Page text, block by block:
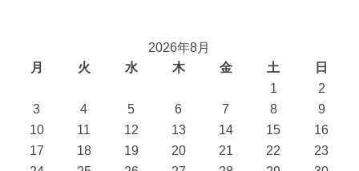
2026年8月
月
火 水 木 金 土
日
1
2
3
4 5 6 7 8
9
10
11 12 13 14 15
16
17
18 19 20 21 22
23